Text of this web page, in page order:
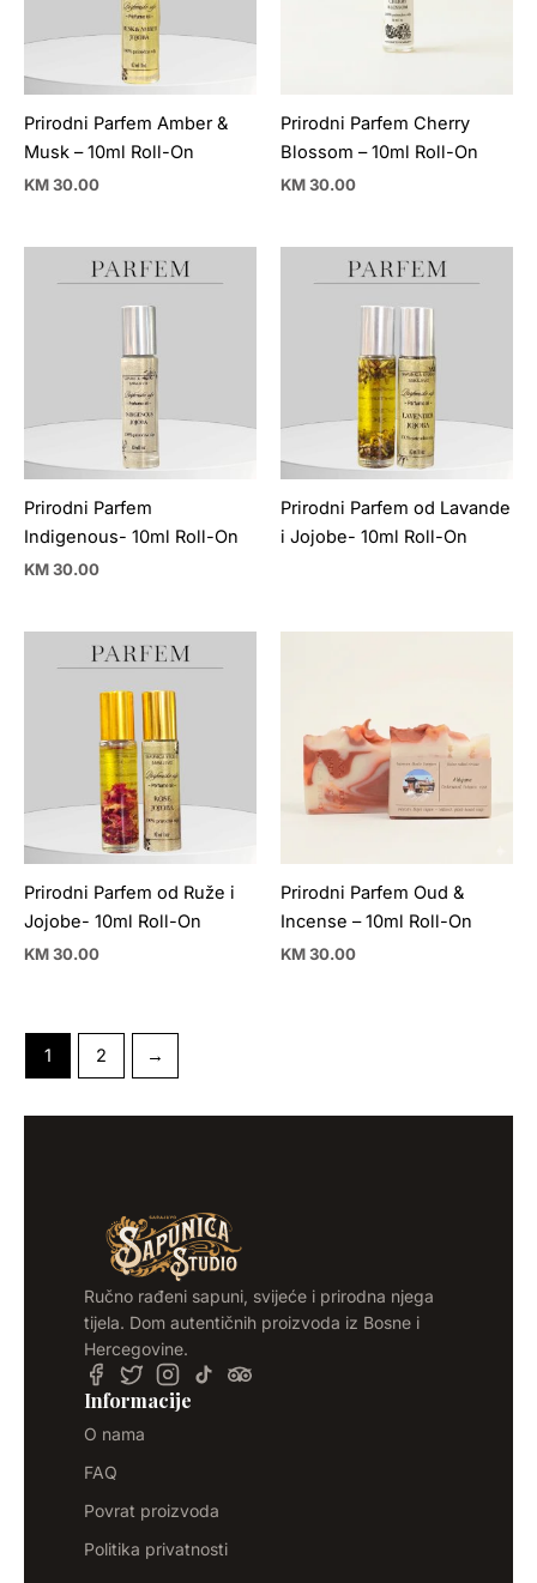
Prirodni Parfem Amber &
Musk – 10ml Roll-On
KM30.00
Prirodni Parfem Cherry
Blossom – 10ml Roll-On
KM30.00
Prirodni Parfem
Indigenous- 10ml Roll-On
KM30.00
Prirodni Parfem od Lavande
i Jojobe- 10ml Roll-On
Prirodni Parfem od Ruže i
Jojobe- 10ml Roll-On
KM30.00
Prirodni Parfem Oud &
Incense – 10ml Roll-On
KM30.00
1 2 →
Ručno rađeni sapuni, svijeće i prirodna njega
tijela. Dom autentičnih proizvoda iz Bosne i
Hercegovine.
Informacije
O nama
FAQ
Povrat proizvoda
Politika privatnosti